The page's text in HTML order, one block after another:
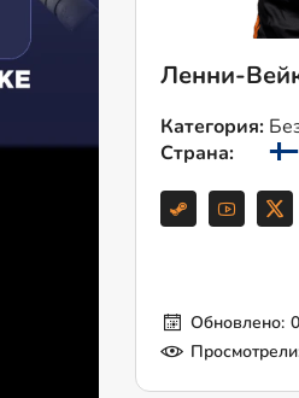
Ленни-
Категория:
Страна:
Обновлено: